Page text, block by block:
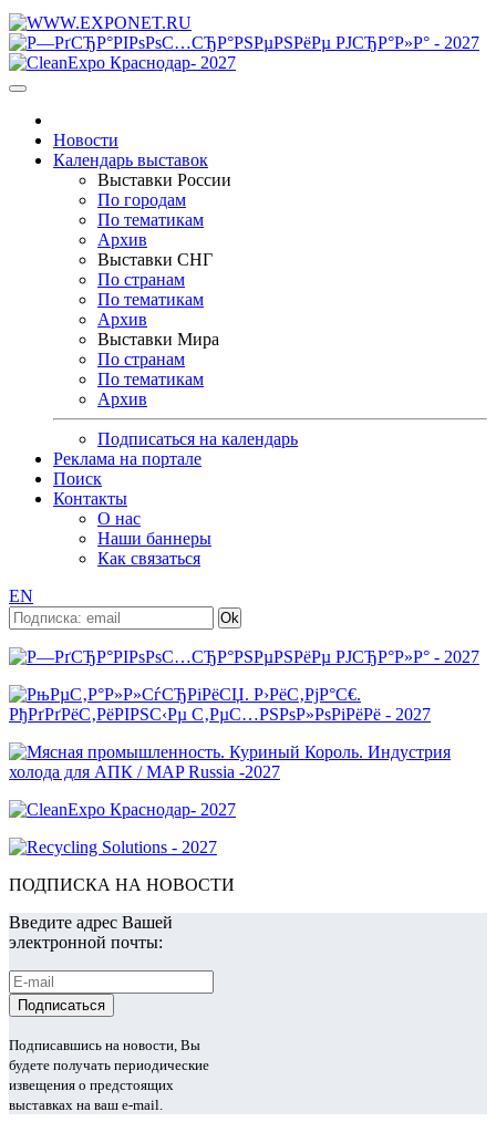
Новости
Календарь выставок
Выставки России
По городам
По тематикам
Архив
Выставки СНГ
По странам
По тематикам
Архив
Выставки Мира
По странам
По тематикам
Архив
Подписаться на календарь
Реклама на портале
Поиск
Контакты
О нас
Наши баннеры
Как связаться
EN
ПОДПИСКА НА НОВОСТИ
Введите адрес Вашей
электронной почты:
Подписавшись на новости, Вы
будете получать периодические
извещения о предстоящих
выставках на ваш e-mail.